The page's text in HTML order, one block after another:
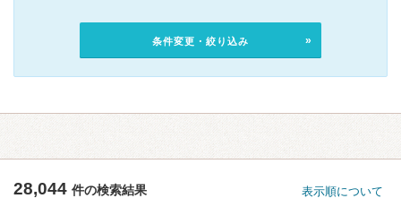
条件変更・絞り込み
28,044 件の検索結果 表示順について